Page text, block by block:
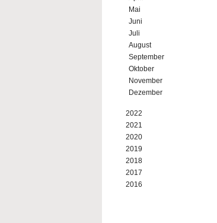
Mai
Juni
Juli
August
September
Oktober
November
Dezember
2022
2021
2020
2019
2018
2017
2016